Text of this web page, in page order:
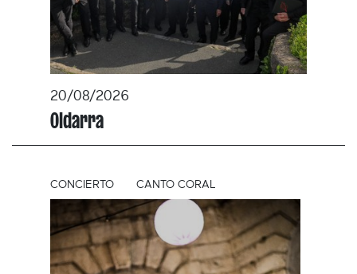
20/08/2026
Oldarra
CONCIERTO CANTO CORAL